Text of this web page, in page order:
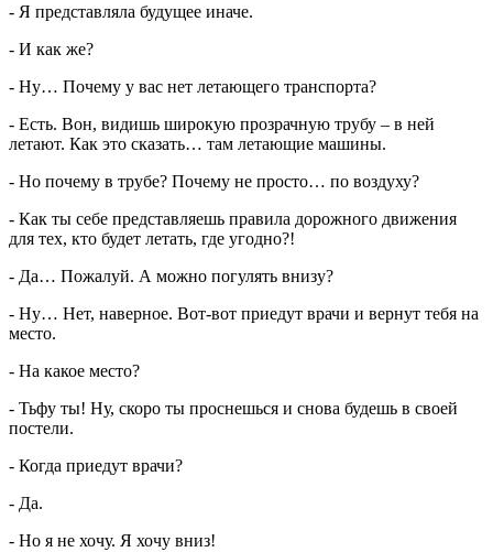
- Я представляла будущее иначе.
- И как же?
- Ну… Почему у вас нет летающего транспорта?
- Есть. Вон, видишь широкую прозрачную трубу – в ней
летают. Как это сказать… там летающие машины.
- Но почему в трубе? Почему не просто… по воздуху?
- Как ты себе представляешь правила дорожного движения
для тех, кто будет летать, где угодно?!
- Да… Пожалуй. А можно погулять внизу?
- Ну… Нет, наверное. Вот-вот приедут врачи и вернут тебя на
место.
- На какое место?
- Тьфу ты! Ну, скоро ты проснешься и снова будешь в своей
постели.
- Когда приедут врачи?
- Да.
- Но я не хочу. Я хочу вниз!